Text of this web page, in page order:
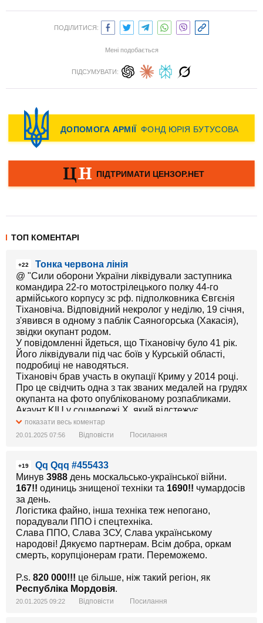
ПОДІЛИТИСЯ:
Мені подобається
ПІДСУМУВАТИ:
ТОП КОМЕНТАРІ
+22
Тонка червона лінія
@ "Сили оборони України ліквідували заступника
командира 22-го мотострілецького полку 44-го
армійського корпусу зс рф. підполковника Євгєнія
Тіхановіча. Відповідний некролог у неділю, 19 січня,
з'явився в одному з паблік Саяногорська (Хакасія),
звідки окупант родом.
У повідомленні йдеться, що Тіхановічу було 41 рік.
Його ліквідували під час боїв у Курській області,
подробиці не наводяться.
Тіхановіч брав участь в окупації Криму у 2014 році.
Про це свідчить одна з так званих медалей на грудях
окупанта на фото опублікованому розпабликами.
Акаунт KIU у соцмережі X, який відстежує
інформацію про ліквідованих російських офіцерів на
війні РФ проти України,
Тіхановіч також брав участь у терорі сирійського
населення."
А загалом за цей тиждень, що минув, було вбито 36
офіцерів ворога.
https://pbs.twimg.com/media/Ghrob7NXMAAs3KR?
format=jpg&name=small
показати весь коментар
20.01.2025 07:56 Відповісти Посилання
+19
Qq Qqq #455433
Минув 3988 день москальсько-української війни.
167!! одиниць знищеної техніки та 1690!! чумардосів
за день.
Логістика файно, інша техніка теж непогано,
порадували ППО і спецтехніка.
Слава ППО, Слава ЗСУ, Слава українському
народові! Дякуємо партнерам. Всім добра, оркам
смерть, корупціонерам грати. Переможемо.
P.s. 820 000!!! це більше, ніж такий регіон, як
Республіка Мордовія.
20.01.2025 09:22 Відповісти Посилання